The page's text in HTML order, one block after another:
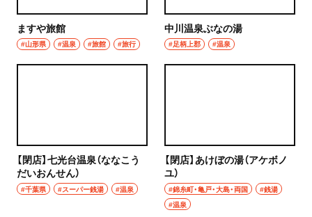
越谷
春日部
大宮
所沢・狭山・入間・飯能
野菜料理
海鮮
居酒屋
ますや旅館
#山形県 #温泉 #旅館 #旅行
中川温泉ぶなの湯
#足柄上郡 #温泉
【閉店】七光台温泉（ななこう
だいおんせん）
#千葉県 #スーパー銭湯 #温泉
【閉店】あけぼの湯（アケボノ
ユ）
#錦糸町・亀戸・大島・両国
#銭湯
#温泉